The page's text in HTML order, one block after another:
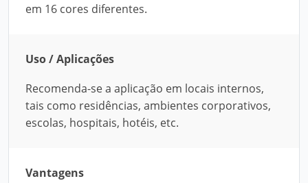
em 16 cores diferentes.
Uso / Aplicações
Recomenda-se a aplicação em locais internos,
tais como residências, ambientes corporativos,
escolas, hospitais, hotéis, etc.
Vantagens